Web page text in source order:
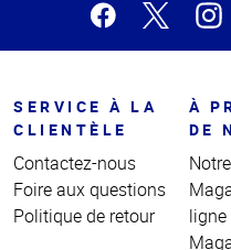
SERVICE À LA
CLIENTÈLE
Contactez-nous
Foire aux questions
Politique de retour
À
DE
ligne